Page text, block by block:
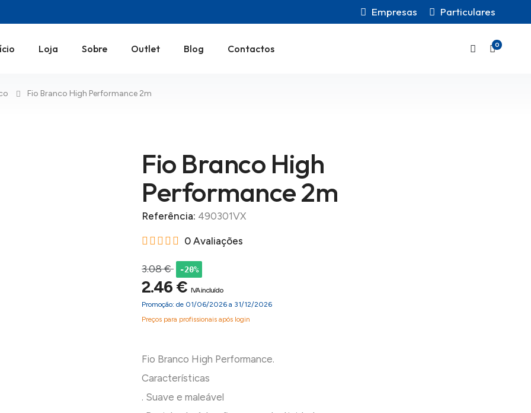
Empresas Particulares
Loja Sobre Outlet Blog Contactos 0
Fio Branco High Performance 2m
Fio Branco High
Performance 2m
Referência: 490301VX
0 Avaliações
3.08 € -20%
2.46 € IVA incluído
Promoção: de 01/06/2026 a 31/12/2026
Preços para profissionais após login
Fio Branco High Performance.
Características
. Suave e maleável